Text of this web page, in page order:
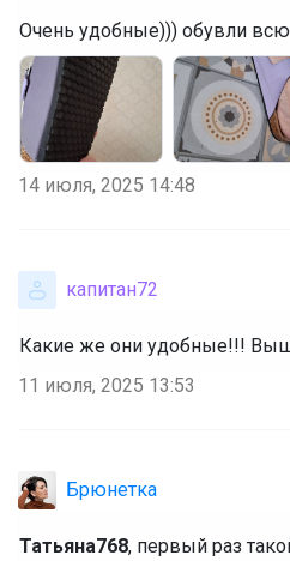
Очень удобные))) обувли
14 июля, 2025 14:48
капитан72
Какие же они удобные!!!
11 июля, 2025 13:53
Брюнетка
Татьяна768, первый раз